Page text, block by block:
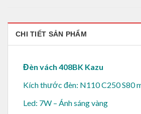
CHI TIẾT SẢN PHẨM
Đèn vách 408BK Kazu
Kích thước đèn: N110 C250 S80
Led: 7W – Ánh sáng vàng